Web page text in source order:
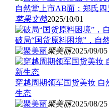
自然堂上市AB面：郑氏
苹果文静2025/10/01
破局“国货原料困境”，自
聚美丽2025/09/05
穿越周期领军国货美妆
生态
聚美丽2025/08/25